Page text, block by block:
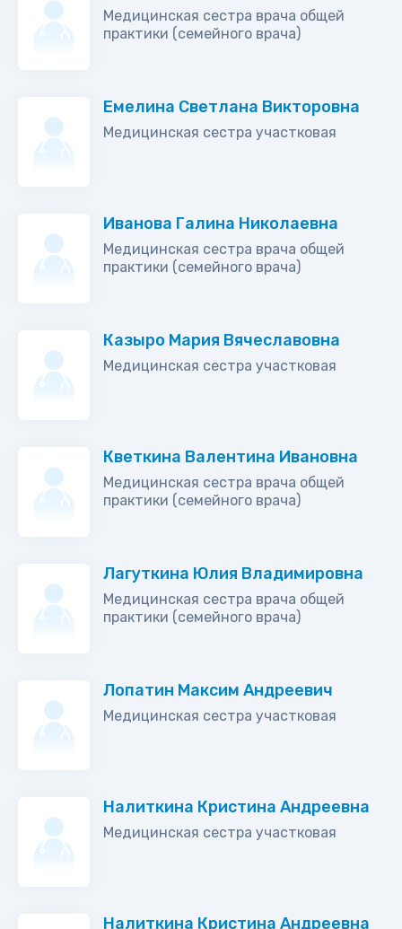
Медицинская сестра врача общей
практики (семейного врача)
Емелина Светлана Викторовна
Медицинская сестра участковая
Иванова Галина Николаевна
Медицинская сестра врача общей
практики (семейного врача)
Казыро Мария Вячеславовна
Медицинская сестра участковая
Кветкина Валентина Ивановна
Медицинская сестра врача общей
практики (семейного врача)
Лагуткина Юлия Владимировна
Медицинская сестра врача общей
практики (семейного врача)
Лопатин Максим Андреевич
Медицинская сестра участковая
Налиткина Кристина Андреевна
Медицинская сестра участковая
Налиткина Кристина Андреевна